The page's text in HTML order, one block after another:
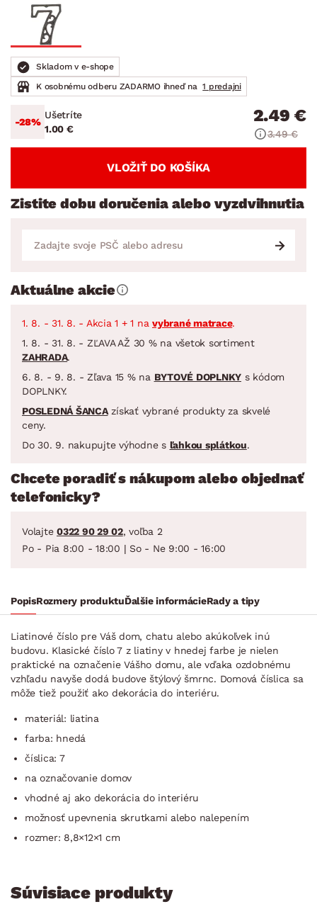
Skladom v e-shope
K osobnému odberu ZADARMO ihneď na 1 predajni
-28%
Ušetríte
1.00 €
2.49 €
3.49 €
VLOŽIŤ DO KOŠÍKA
Zistite dobu doručenia alebo vyzdvihnutia
Aktuálne akcie
1. 8. - 31. 8. - Akcia 1 + 1 na vybrané matrace.
1. 8. - 31. 8. - ZĽAVA AŽ 30 % na všetok sortiment
ZAHRADA.
6. 8. - 9. 8. - Zľava 15 % na BYTOVÉ DOPLNKY s kódom
DOPLNKY.
POSLEDNÁ ŠANCAzískať vybrané produkty za skvelé
ceny.
Do 30. 9. nakupujte výhodne s ľahkou splátkou.
Chcete poradiť s nákupom alebo objednať
telefonicky?
Volajte 0322 90 29 02, voľba 2
Po - Pia 8:00 - 18:00 | So - Ne 9:00 - 16:00
PopisRozmery produktuĎalšie informácieRady a tipy
Liatinové číslo pre Váš dom, chatu alebo akúkoľvek inú
budovu. Klasické číslo 7 z liatiny v hnedej farbe je nielen
praktické na označenie Vášho domu, ale vďaka ozdobnému
vzhľadu navyše dodá budove štýlový šmrnc. Domová číslica sa
môže tiež použiť ako dekorácia do interiéru.
materiál: liatina
farba: hnedá
číslica: 7
na označovanie domov
vhodné aj ako dekorácia do interiéru
možnosť upevnenia skrutkami alebo nalepením
rozmer: 8,8×12×1 cm
Súvisiace produkty